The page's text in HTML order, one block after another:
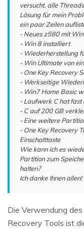
versucht, alle
Lösung für mein
ein paar Zeilen
- Neues z580 mit
- Win 8 installiert
- Wiederherstellung
- Win Ultimate von
- One Key Recovery
- Werkseitige
- Win7 Home Basic
- Laufwerk C hat
- C auf 200 GB
- Eine weitere
- One Key Recovery
Einschalttaste
Wie kann ich es
Partition zum
halten?
Ich danke Ihnen allen!
Die Verwendung
Recovery Tools ist